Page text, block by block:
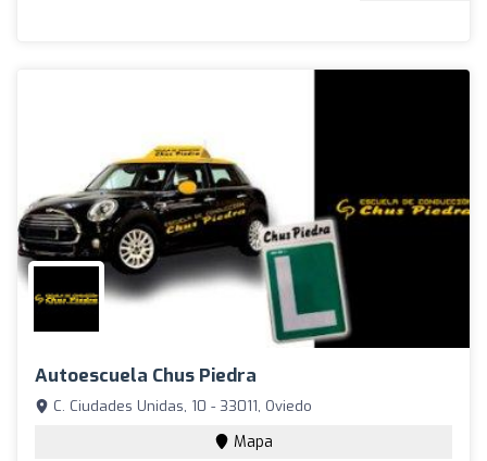
Autoescuela Chus Piedra
C. Ciudades Unidas, 10 - 33011, Oviedo
Mapa